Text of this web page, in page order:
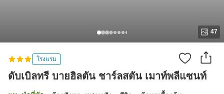
47
โรงแรม
ดับเบิลทรี บายฮิลตัน ชาร์ลสตัน เมาท์พลีแซนท์